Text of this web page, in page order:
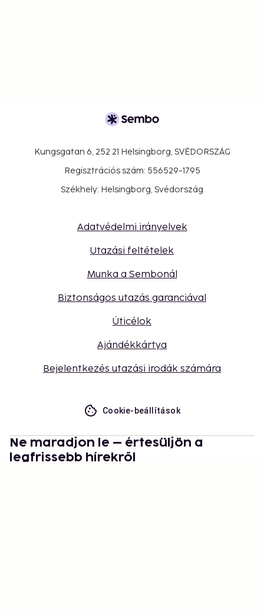
Kungsgatan 6, 252 21 Helsingborg, SVÉDORSZÁG
Regisztrációs szám: 556529-1795
Székhely: Helsingborg, Svédország
Adatvédelmi irányelvek
Utazási feltételek
Munka a Sembonál
Biztonságos utazás garanciával
Úticélok
Ajándékkártya
Bejelentkezés utazási irodák számára
Cookie-beállítások
Ne maradjon le – értesüljön a
legfrissebb hírekről